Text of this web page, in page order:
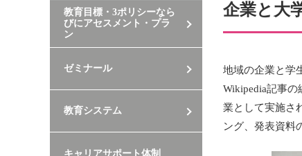
企業と大
地域の企業と学
Wikipedia記事
業として実施さ
ング、発表資料
教育目標・3ポリシーなら
びにアセスメント・プラ
ン
ゼミナール
教育システム
キャリアサポート体制